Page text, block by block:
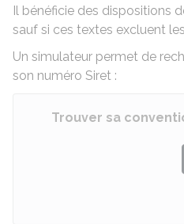
Il bénéficie des dispositions
sauf si ces textes excluent
Un simulateur permet de
son numéro Siret :
Trouver sa